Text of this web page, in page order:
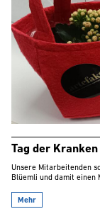
Tag der Kranken
Unsere Mitarbeitenden
Blüemli und damit einen
Mehr